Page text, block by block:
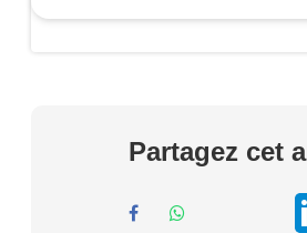
Partagez cet